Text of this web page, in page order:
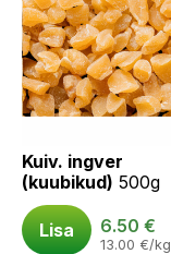
Kuiv. ingver
(kuubikud) 500g
Lisa 6.50 €
13.00 €/kg